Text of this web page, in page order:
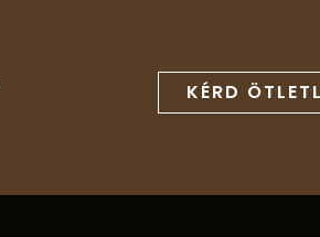
KÉRD